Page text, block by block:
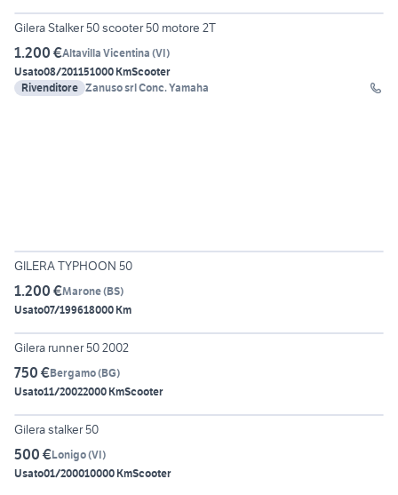
Gilera Stalker 50 scooter 50 motore 2T
1.200 €Altavilla Vicentina (VI)
Usato08/201151000 KmScooter
Rivenditore Zanuso srl Conc. Yamaha
GILERA TYPHOON 50
1.200 €Marone(BS)
Usato07/199618000 Km
3
Gilera runner 50 2002
750 €Bergamo(BG)
Usato11/20022000 KmScooter
4
Gilera stalker 50
500 €Lonigo(VI)
Usato01/200010000 KmScooter